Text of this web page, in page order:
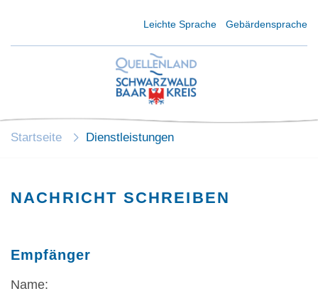
Leichte Sprache Gebärdensprache
Startseite Dienstleistungen
NACHRICHT SCHREIBEN
Empfänger
Name: